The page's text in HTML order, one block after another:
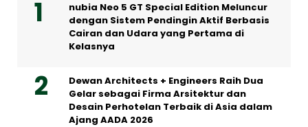
nubia Neo 5 GT Special Edition Meluncur
dengan Sistem Pendingin Aktif Berbasis
Cairan dan Udara yang Pertama di
Kelasnya
Dewan Architects + Engineers Raih Dua
Gelar sebagai Firma Arsitektur dan
Desain Perhotelan Terbaik di Asia dalam
Ajang AADA 2026